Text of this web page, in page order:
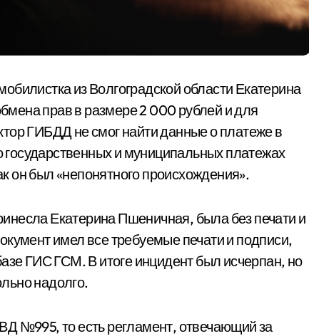
из Волгоградской области Екатерина
прав в размере 2 000 рублей и для
ГИБДД не смог найти данные о платеже в
и муниципальных платежах
он был «непонятного происхождения».
Екатерина Пшеничная, была без печати и
имел все требуемые печати и подписи,
ГИС ГСМ. В итоге инцидент был исчерпан, но
надолго.
№995, то есть регламент, отвечающий за